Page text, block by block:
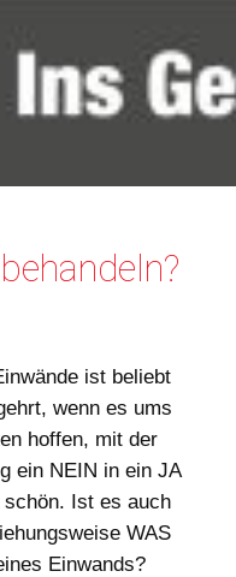
ist beliebt
wenn es ums
hoffen, mit der
ein NEIN in ein JA
Ist es auch
WAS
Einwands?